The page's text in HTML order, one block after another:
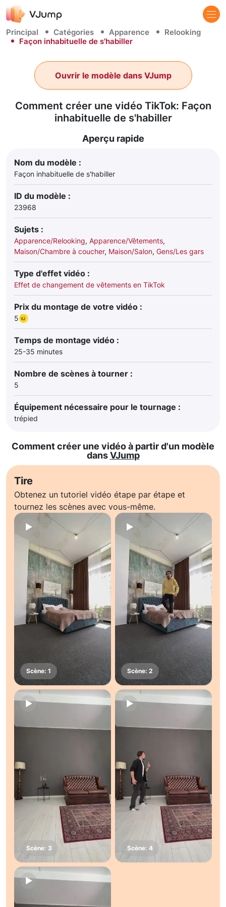
Principal Catégories Apparence
Relooking
Façon inhabituelle de s'habiller
Comment créer une vidéo TikTok: Façon
inhabituelle de s'habiller
Ouvrir le modèle dans VJump
Aperçu rapide
Nom du modèle :
Façon inhabituelle de s'habiller
ID du modèle :
23968
Sujets :
Apparence/Relooking, Apparence/Vêtements,
Maison/Chambre à coucher, Maison/Salon, Gens/Les gars
Type d'effet vidéo :
Effet de changement de vêtements en TikTok
Prix du montage de votre vidéo :
5
Temps de montage vidéo :
25-35 minutes
Nombre de scènes à tourner :
5
Équipement nécessaire pour le tournage :
trépied
Comment créer une vidéo à partir d'un modèle
dansVJump
Tire
Obtenez un tutoriel vidéo étape par étape et
tournez les scènes avec vous-même.